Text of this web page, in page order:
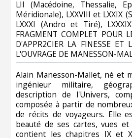
LII (Macédoine, Thessalie,
Méridionale), LXXVIII et LXXIX
LXXXI (Andro et Tiré),
FRAGMENT COMPLET POUR
D'APPR2CIER LA FINESSE ET
L'OUVRAGE DE MANESSON-
‎Alain Manesson-Mallet, né et
ingénieur militaire,
description de l'Univers,
composée à partir de
de récits de voyageurs. Elle
beauté de ses cartes, vues
contient les chapitres IX et